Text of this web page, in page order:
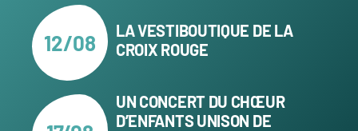
LA VESTIBOUTIQUE DE LA
CROIX ROUGE
12/08
UN CONCERT DU CHŒUR
D’ENFANTS UNISON DE